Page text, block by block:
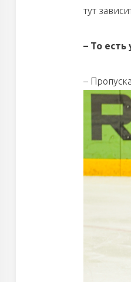
тут
– То
–